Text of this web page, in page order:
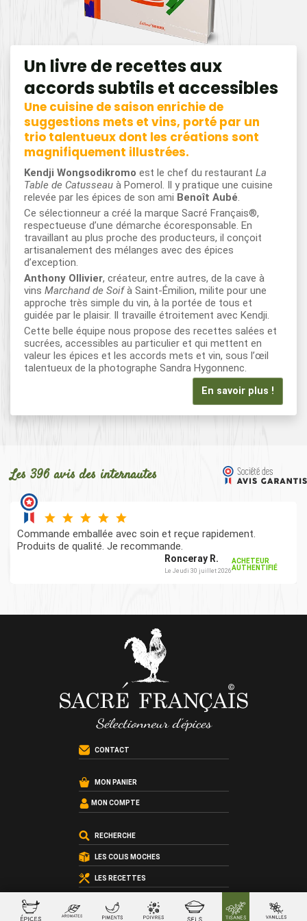
Un livre de recettes aux
accords subtils et accessibles
Une cuisine de saison enrichie de
suggestions mets et vins, porté par un
trio talentueux dont les créations sont
magnifiquement illustrées.
Kendji Wongsodikromo est le chef du restaurant La
Table de Catusseau à Pomerol. Il y pratique une cuisine
relevée par les épices de son ami Benoît Aubé
Ce sélectionneur a créé la marque Sacré Français®,
respectueuse d’une démarche écoresponsable. En
travaillant au plus proche des producteurs, il conçoit
artisanalement des mélanges avec des épices
d’exception.
Anthony Ollivier, créateur, entre autres, de la cave à
vins Marchand de Soifà Saint-Émilion, milite pour une
approche très simple du vin, à la portée de tous et
guidée par le plaisir. Il travaille étroitement avec Kendji.
Cette belle équipe nous propose des recettes salées et
sucrées, accessibles au particulier et qui mettent en
valeur les épices et les accords mets et vin, sous l’œil
talentueux de la photographe Sandra Hygonnenc.
En savoir plus !
Les 396 avis des internautes
Commande emballée avec soin et reçue rapidement.
Produits de qualité. Je recommande.
Ronceray R.
Le Jeudi 30 juillet 2026
ACHETEUR
AUTHENTIFIÉ
CONTACT
MON PANIER
MON COMPTE
RECHERCHE
LES COLIS MOCHES
LES RECETTES